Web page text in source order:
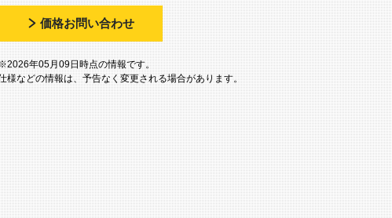
価格お問い合わせ
年05月09日時点の情報です。
様などの情報は、予告なく変更される場合があります。